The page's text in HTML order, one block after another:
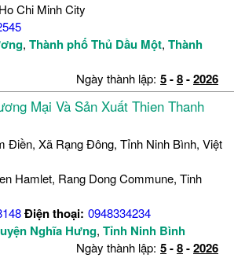
Chi Minh City
, Thành phố Thủ Dầu Một, Thành
Ngày thành lập: 5-8-2026
Mại Và Sản Xuất Thien Thanh
Điền, Xã Rạng Đông, Tỉnh Ninh Bình, Việt
Hamlet, Rang Dong Commune, Tinh
Điện thoại: 0948334234
Nghĩa Hưng, Tỉnh Ninh Bình
Ngày thành lập: 5-8-2026